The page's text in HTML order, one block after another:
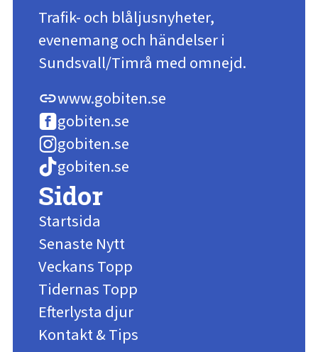
Trafik- och blåljusnyheter,
evenemang och händelser i
Sundsvall/Timrå med omnejd.
linkwww.gobiten.se
gobiten.se
gobiten.se
gobiten.se
Sidor
Startsida
Senaste Nytt
Veckans Topp
Tidernas Topp
Efterlysta djur
Kontakt & Tips